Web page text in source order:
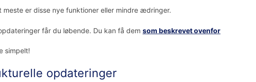
meste er disse nye funktioner eller mindre ædringer.
får du løbende. Du kan få dem som beskrevet ovenfor
simpelt!
opdateringer